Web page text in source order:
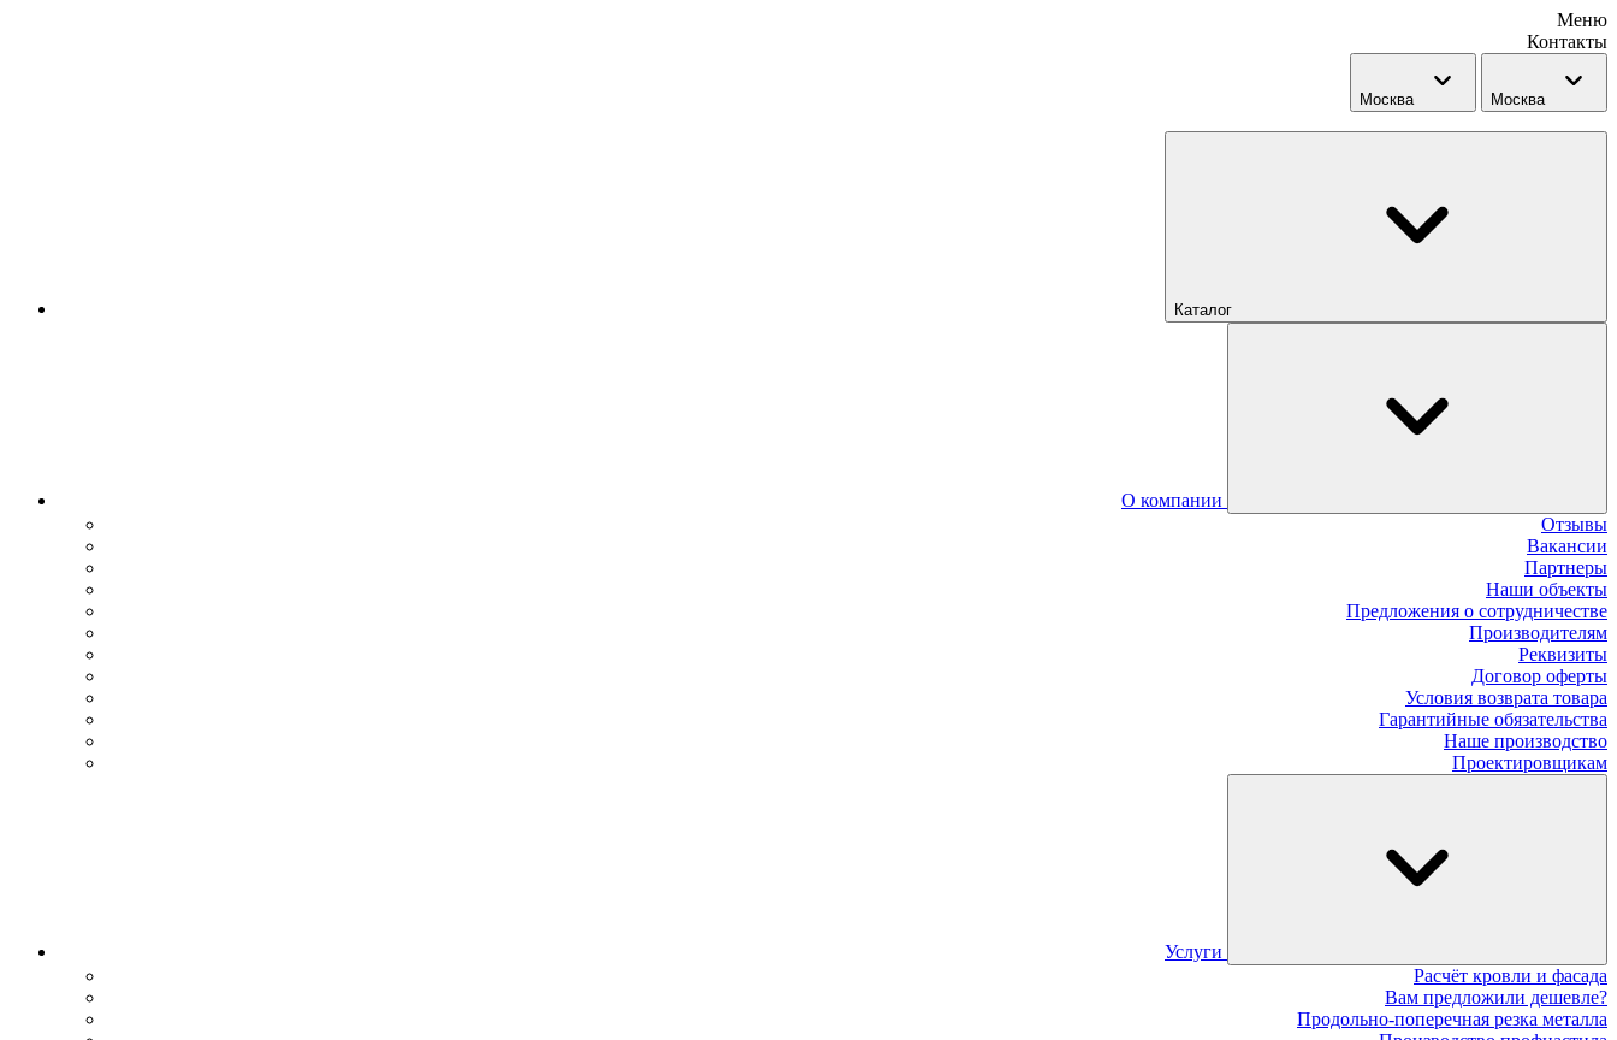
Меню
Контакты
Москва Москва
Каталог
О компании
Отзывы
Вакансии
Партнеры
Наши объекты
Предложения о сотрудничестве
Производителям
Реквизиты
Договор оферты
Условия возврата товара
Гарантийные обязательства
Наше производство
Проектировщикам
Услуги
Расчёт кровли и фасада
Вам предложили дешевле?
Продольно-поперечная резка металла